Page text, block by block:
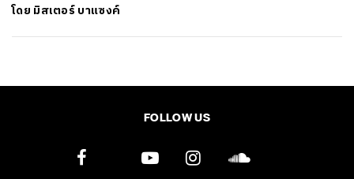
โดย มิสเตอร์ บาแซงค์
FOLLOW US